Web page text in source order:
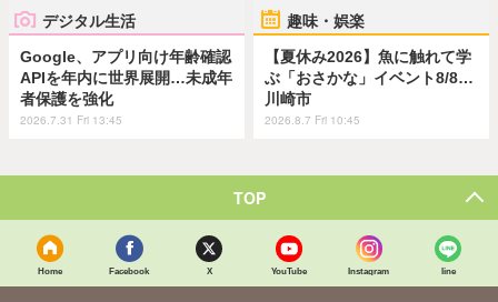
デジタル生活
Google、アプリ向け年齢確認
APIを年内に世界展開…未成年
者保護を強化
2026.7.31 Fri 13:45
趣味・娯楽
【夏休み2026】魚に触れて学
ぶ「おさかな」イベント8/8…
川崎市
2026.8.7 Fri 10:45
TOP
Home Facebook X YouTube Instagram line